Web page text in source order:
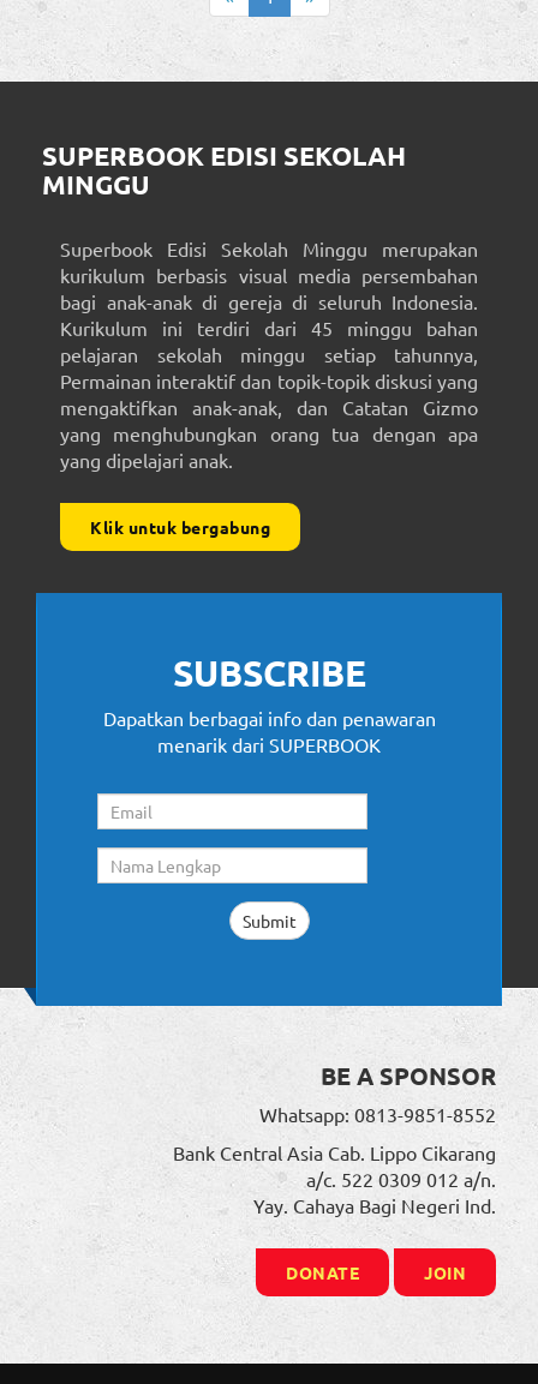
SUPERBOOK EDISI SEKOLAH
MINGGU
Superbook Edisi Sekolah Minggu merupakan
kurikulum berbasis visual media persembahan
bagi anak-anak di gereja di seluruh Indonesia.
Kurikulum ini terdiri dari 45 minggu bahan
pelajaran sekolah minggu setiap tahunnya,
Permainan interaktif dan topik-topik diskusi yang
mengaktifkan anak-anak, dan Catatan Gizmo
yang menghubungkan orang tua dengan apa
yang dipelajari anak.
Klik untuk bergabung
SUBSCRIBE
Dapatkan berbagai info dan penawaran
menarik dari SUPERBOOK
BE A SPONSOR
Whatsapp: 0813-9851-8552
Bank Central Asia Cab. Lippo Cikarang
a/c. 522 0309 012 a/n.
Yay. Cahaya Bagi Negeri Ind.
DONATE JOIN